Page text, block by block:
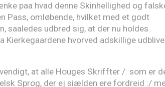
paa hvad denne Skinhellighed og
Pass, omløbende, hvilket med et godt
saaledes udbred sig, at der nu holdes
hvorved adskillige udblive
at alle Houges Skriffter /: som er
Sprog, der ej siælden ere fordreid :/